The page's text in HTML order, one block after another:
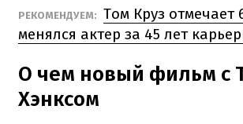
РЕКОМЕНДУЕМ: Том Круз отмечает
менялся актер за 45 лет
О чем новый фильм с
Хэнксом